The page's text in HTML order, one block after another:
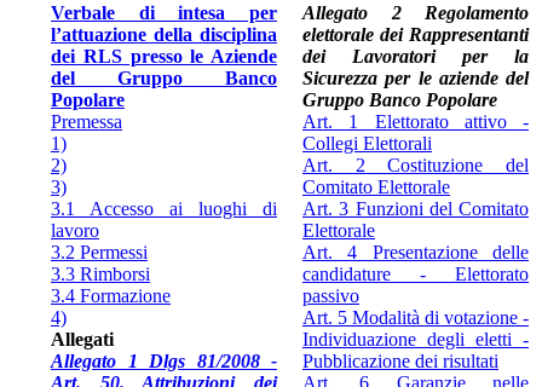
Verbale di intesa per
l’attuazione della disciplina
dei RLS presso le Aziende
del Gruppo Banco
Popolare
Premessa
1)
2)
3)
3.1 Accesso ai luoghi di
lavoro
3.2 Permessi
3.3 Rimborsi
3.4 Formazione
4)
Allegati
Allegato 1 Dlgs 81/2008 -
Art. 50. Attribuzioni dei
Allegato 2 Regolamento
elettorale dei Rappresentanti
dei Lavoratori per la
Sicurezza per le aziende del
Gruppo Banco Popolare
Art. 1 Elettorato attivo -
Collegi Elettorali
Art. 2 Costituzione del
Comitato Elettorale
Art. 3 Funzioni del Comitato
Elettorale
Art. 4 Presentazione delle
candidature - Elettorato
passivo
Art. 5 Modalità di votazione -
Individuazione degli eletti -
Pubblicazione dei risultati
Art. 6 Garanzie nelle